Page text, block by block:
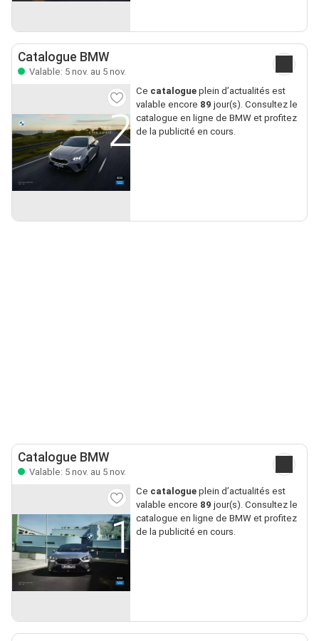
Catalogue BMW
Valable: 5 nov. au 5 nov.
Ce catalogueplein d’actualités est
valable encore 89 jour(s). Consultez le
catalogue en ligne de BMW et profitez
de la publicité en cours.
Catalogue BMW
Valable: 5 nov. au 5 nov.
Ce catalogueplein d’actualités est
valable encore 89 jour(s). Consultez le
catalogue en ligne de BMW et profitez
de la publicité en cours.